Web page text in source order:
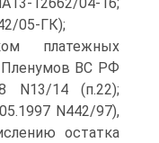
05-ГК);
платежных
Пленумов ВС РФ
N13/14 (п.22);
N442/97),
остатка